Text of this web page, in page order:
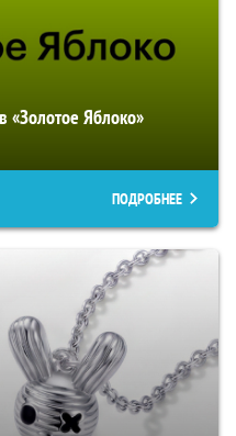
«Золотое Яблоко»
ПОДРОБНЕЕ